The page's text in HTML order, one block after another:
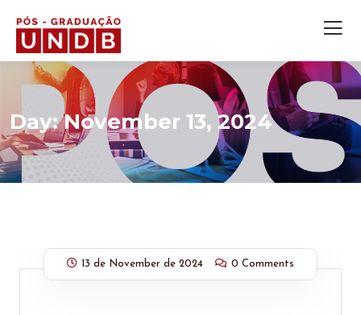
Day:November 13, 2024
13 de November de 2024 0 Comments